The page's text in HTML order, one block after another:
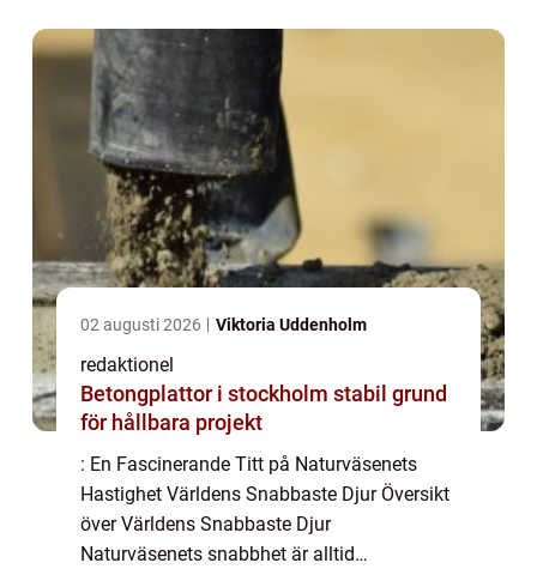
snabbaste djur tar os...
02 augusti 2026 Viktoria Uddenholm
redaktionel
Betongplattor i stockholm stabil grund
för hållbara projekt
: En Fascinerande Titt på Naturväsenets
Hastighet Världens Snabbaste Djur Översikt
över Världens Snabbaste Djur
Naturväsenets snabbhet är alltid